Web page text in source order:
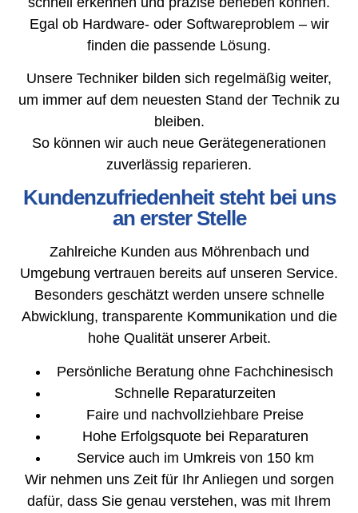
Egal ob Hardware- oder Softwareproblem – wir
finden die passende Lösung.
Unsere Techniker bilden sich regelmäßig weiter,
um immer auf dem neuesten Stand der Technik zu
bleiben.
So können wir auch neue Gerätegenerationen
zuverlässig reparieren.
Kundenzufriedenheit steht bei uns
an erster Stelle
Zahlreiche Kunden aus Möhrenbach und
Umgebung vertrauen bereits auf unseren Service.
Besonders geschätzt werden unsere schnelle
Abwicklung, transparente Kommunikation und die
hohe Qualität unserer Arbeit.
Persönliche Beratung ohne Fachchinesisch
Schnelle Reparaturzeiten
Faire und nachvollziehbare Preise
Hohe Erfolgsquote bei Reparaturen
Service auch im Umkreis von 150 km
Wir nehmen uns Zeit für Ihr Anliegen und sorgen
dafür, dass Sie genau verstehen, was mit Ihrem